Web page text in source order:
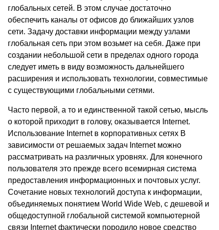
глобальных сетей. В этом случае достаточно
обеспечить каналы от офисов до ближайших узлов
сети. Задачу доставки информации между узлами
глобальная сеть при этом возьмет на себя. Даже при
создании небольшой сети в пределах одного города
следует иметь в виду возможность дальнейшего
расширения и использовать технологии, совместимые
с существующими глобальными сетями.
Часто первой, а то и единственной такой сетью, мысль
о которой приходит в голову, оказывается Internet.
Использование Internet в корпоративных сетях В
зависимости от решаемых задач Internet можно
рассматривать на различных уровнях. Для конечного
пользователя это прежде всего всемирная система
предоставления информационных и почтовых услуг.
Сочетание новых технологий доступа к информации,
объединяемых понятием World Wide Web, с дешевой и
общедоступной глобальной системой компьютерной
связи Internet фактически породило новое средство